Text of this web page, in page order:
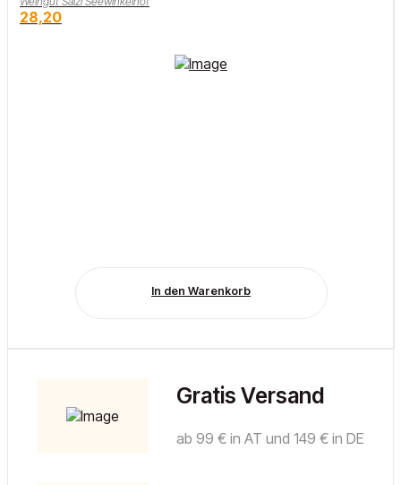
28,20
In den Warenkorb
Gratis Versand
ab 99 € in AT und 149 € in DE